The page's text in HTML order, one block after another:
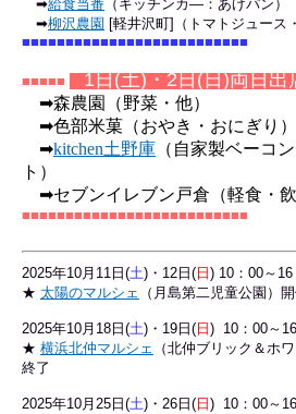
➡給食当番 （キッチンカ―：あげパン）
➡柳沢農園 [軽井沢町]（トマトジュース
■■■■■■■■■■■■■■■■■■■■■■■■■■
■■■■■ 1日(土)・2日(日)両日
➡森農園（野菜・他）
➡色部米菓（おやき・おにぎり）
➡kitchen土野庫 （自家製ベーコ
ト）
➡セブンイレブン戸倉（軽食・飲
■■■■■■■■■■■■■■■■■■■■■■■■■■
2025年10月11日(土)・12日( 日 ) 10：00～16
★ 太陽のマルシェ （月島第二児童公園）
2025年10月18日(土)・19日( 日 ) 10：00～
★ 横浜北仲マルシェ （北仲ブリック＆ホ
終了
2025年10月25日(土)・26日( 日 ) 10：00～